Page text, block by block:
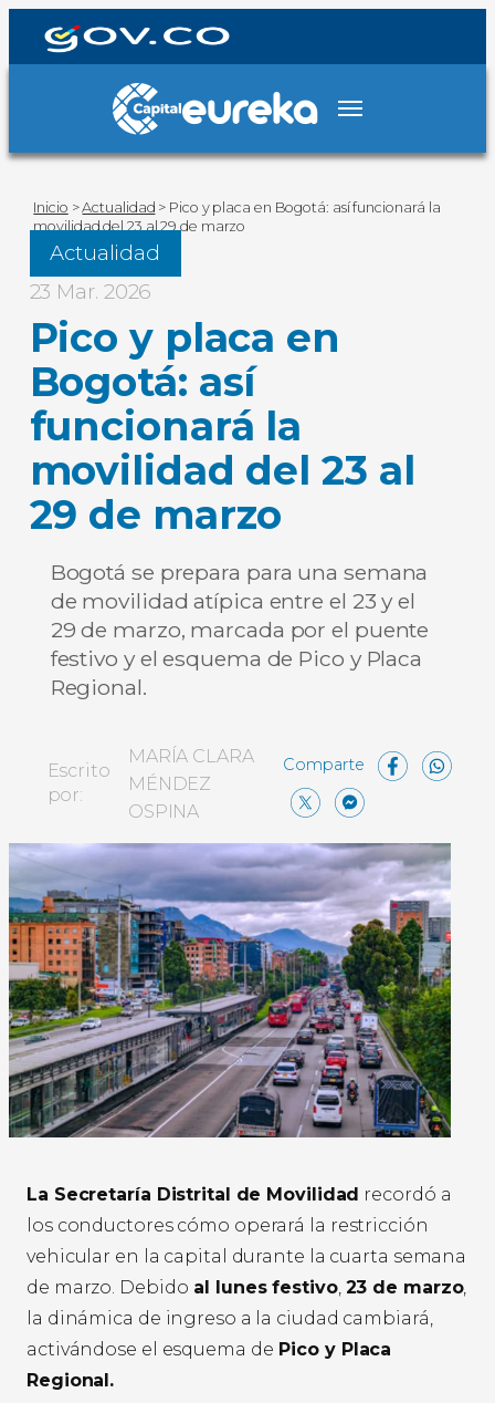
Inicio >Actualidad > Pico y placa en Bogotá: así funcionará la
movilidad del 23 al 29 de marzo
Actualidad
23 Mar. 2026
Pico y placa en
Bogotá: así
funcionará la
movilidad del 23 al
29 de marzo
Bogotá se prepara para una semana
de movilidad atípica entre el 23 y el
29 de marzo, marcada por el puente
festivo y el esquema de Pico y Placa
Regional.
Escrito
por:
MARÍA CLARA
MÉNDEZ
OSPINA
X
La Secretaría Distrital de Movilidad recordó a
los conductores cómo operará la restricción
vehicular en la capital durante la cuarta semana
de marzo. Debido al lunes festivo, 23 de marzo,
la dinámica de ingreso a la ciudad cambiará,
activándose el esquema de Pico y Placa
Regional.